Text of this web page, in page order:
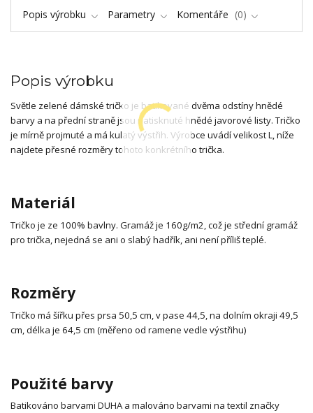
Popis výrobku Parametry Komentáře 0
Popis výrobku
Světle zelené dámské tričko je batikované dvěma odstíny hnědé
barvy a na přední straně jsou natisknuté hnědé javorové listy. Tričko
je mírně projmuté a má kulatý výstřih. Výrobce uvádí velikost L, níže
najdete přesné rozměry tohoto konkrétního trička.
Materiál
Tričko je ze 100% bavlny. Gramáž je 160g/m2, což je střední gramáž
pro trička, nejedná se ani o slabý hadřík, ani není příliš teplé.
Rozměry
Tričko má šířku přes prsa 50,5 cm, v pase 44,5, na dolním okraji 49,5
cm, délka je 64,5 cm (měřeno od ramene vedle výstřihu)
Použité barvy
Batikováno barvami DUHA a malováno barvami na textil značky